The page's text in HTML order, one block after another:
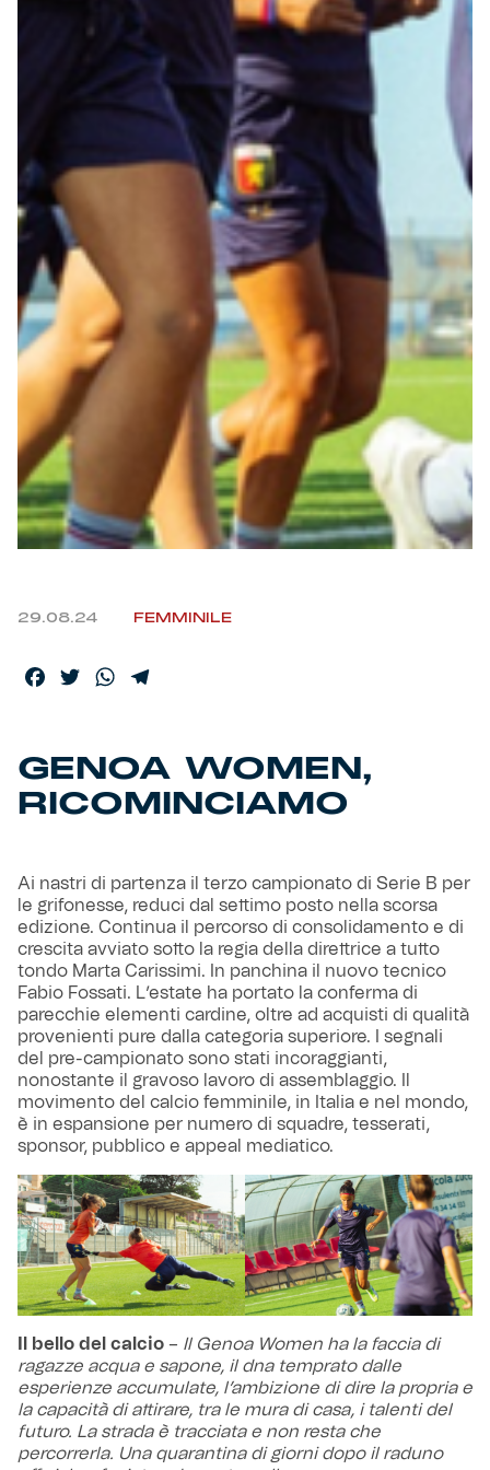
Robe di Kappa x Genoa
Vintage Collection
Red&Blue Voices
Kids
Accessori
Party
Outlet
Caffè Boasi x Genoa
Helan x Genoa
29.08.24 FEMMINILE
Facebook
TwitterWhatsApp
GENOA WOMEN,
RICOMINCIAMO
Ai nastri di partenza il terzo campionato di Serie B per
le grifonesse, reduci dal settimo posto nella scorsa
edizione. Continua il percorso di consolidamento e di
crescita avviato sotto la regia della direttrice a tutto
tondo Marta Carissimi. In panchina il nuovo tecnico
Fabio Fossati. L’estate ha portato la conferma di
parecchie elementi cardine, oltre ad acquisti di qualità
provenienti pure dalla categoria superiore. I segnali
del pre-campionato sono stati incoraggianti,
nonostante il gravoso lavoro di assemblaggio. Il
movimento del calcio femminile, in Italia e nel mondo,
è in espansione per numero di squadre, tesserati,
sponsor, pubblico e appeal mediatico.
Il bello del calcio – Il Genoa Women ha la faccia di
ragazze acqua e sapone, il dna temprato dalle
esperienze accumulate, l’ambizione di dire la propria e
la capacità di attirare, tra le mura di casa, i talenti del
futuro. La strada è tracciata e non resta che
percorrerla. Una quarantina di giorni dopo il raduno